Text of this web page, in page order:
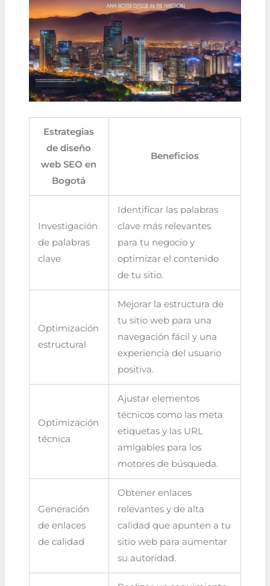
Estrategias
de diseño
web SEO en
Bogotá
Beneficios
Investigación
de palabras
clave
Identificar las palabras
clave más relevantes
para tu negocio y
optimizar el contenido
de tu sitio.
Optimización
estructural
Mejorar la estructura de
tu sitio web para una
navegación fácil y una
experiencia del usuario
positiva.
Optimización
técnica
Ajustar elementos
técnicos como las meta
etiquetas y las URL
amigables para los
motores de búsqueda.
Generación
de enlaces
de calidad
Obtener enlaces
relevantes y de alta
calidad que apunten a tu
sitio web para aumentar
su autoridad.